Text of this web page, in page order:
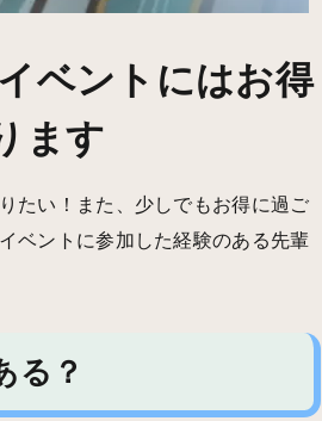
ベントにはお得
ます
たい！また、少しでもお得に過ご
ベントに参加した経験のある先輩
る？